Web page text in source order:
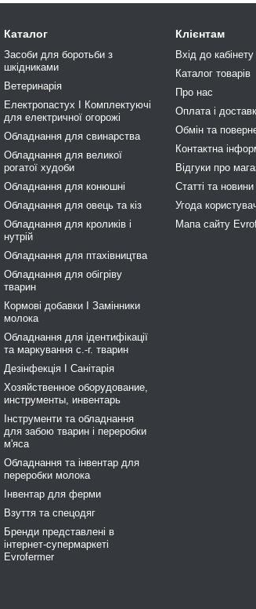
Каталог
Засоби для боротьби з
шкідниками
Ветеринарія
Електропастух І Комплектуючі
для електричної огорожі
Обладнання для свинарства
Обладнання для великої
рогатої худоби
Обладнання для конюшні
Обладнання для овець та кіз
Обладнання для кроликів і
нутрій
Обладнання для птахівництва
Обладнання для обігріву
тварин
Кормові добавки І Замінники
молока
Обладнання для ідентифікації
та маркування с.-г. тварин
Дезінфекція І Санітарія
Хозяйственное оборудование,
инструменты, инвентарь
Інструменти та обладнання
для забою тварин і переробки
м'яса
Обладнання та інвентар для
переробки молока
Інвентар для ферми
Взуття та спецодяг
Бренди представлені в
інтернет-супермаркеті
Evrofermer
Клієнтам
Вхід до кабінету
Каталог товарів
Про нас
Оплата і
Обмін та
Контактна
Відгуки про
Статті та новини
Угода
Мапа сайту